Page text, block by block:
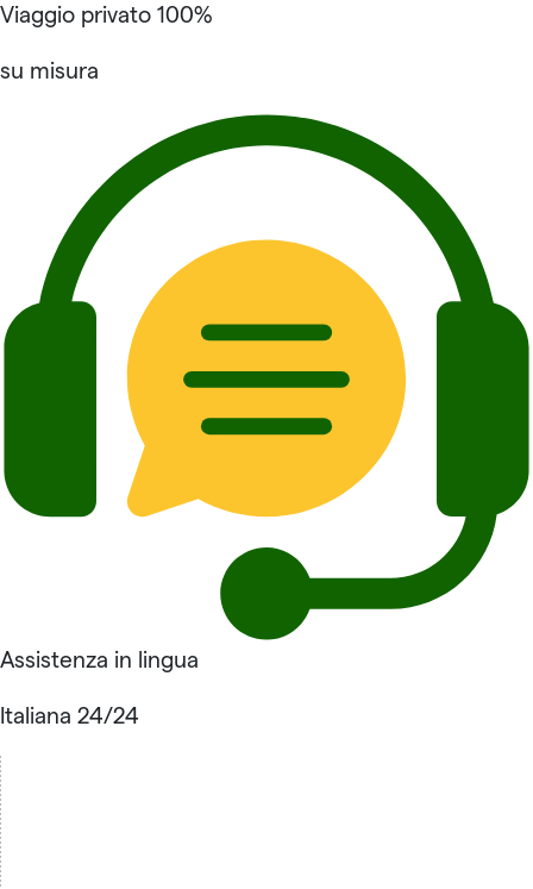
Viaggio privato 100%
su misura
Assistenza in lingua
Italiana 24/24